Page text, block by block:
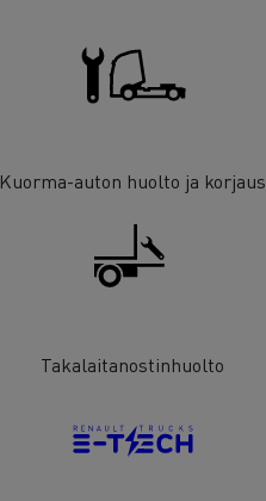
Kuorma-auton huolto ja korjaus
Takalaitanostinhuolto